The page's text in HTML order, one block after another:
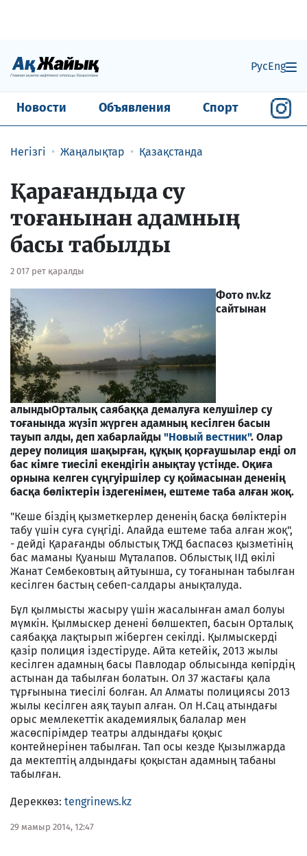
РусEng
Новости Объявления Спорт
Негізгі Жаңалықтар Қазақстанда
Қарағандыда су
тоғанынан адамның
басы табылды
2 017 рет қаралды
Фото nv.kz
сайтынан
алындыОрталық саябаққа демалуға келушілер су
тоғанында жүзіп жүрген адамның кесілген басын
тауып алды, деп хабарлайды "Новый вестник". Олар
дереу полиция шақырған, құқық қорғаушылар енді ол
бас кімге тиесілі екендігін анықтау үстінде. Оқиға
орнына келген сүңгуіршілер су қоймасынан дененің
басқа бөліктерін іздегенімен, ештеме таба алған жоқ.
"Кеше біздің қызметкерлер дененің басқа бөліктерін
табу үшін суға сүңгіді. Алайда ештеме таба алған жоқ",
- дейді Қарағанды облыстық ТЖД баспасөз қызметінің
бас маманы Қуаныш Мұталапов. Облыстық ІІД өкілі
Жанат Сембековтың айтуынша, су тоғанынан табылған
кесілген бастың себеп-салдары анықталуда.
Бұл қылмысты жасыру үшін жасалынған амал болуы
мүмкін. Қылмыскер денені бөлшектеп, басын Орталық
саябаққа лақтырып жіберген секілді. Қылмыскерді
қазір полиция іздестіруде. Айта кетейік, 2013 жылы
кесілген адамның басы Павлодар облысында көпірдің
астынан да табылған болатын. Ол 37 жастағы қала
тұрғынына тиесілі болған. Ал Алматы полициясы 2013
жылы кесілген аяқ тауып алған. Ол Н.Сац атындағы
орыс мемлекеттік академиялық балалар мен
жасөспірімдер театры алдындағы қоқыс
контейнерінен табылған. Тап осы кезде Қызылжарда
да мектептің алдындағы қоқыстан адамның табаны
табылған.
Дереккөз: tengrinews.kz
29 мамыр 2014, 12:47